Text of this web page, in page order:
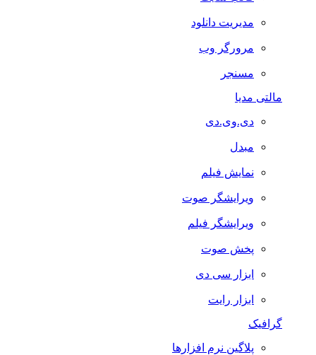
مدیریت دانلود
مرورگر وب
مسنجر
مالتی مدیا
دی.وی.دی
مبدل
نمایش فیلم
ویرایشگر صوت
ویرایشگر فیلم
پخش صوت
ابزار سی دی
ابزار رایت
گرافیک
پلاگین نرم افزارها